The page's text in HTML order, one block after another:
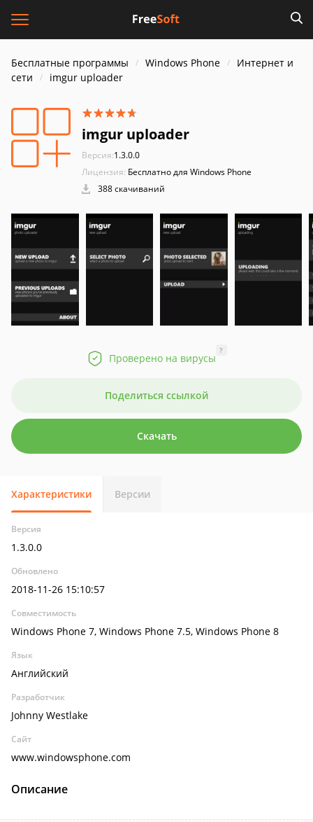
Бесплатные программы Windows Phone
Интернет и
cети
imgur uploader
imgur uploader
Версия:1.3.0.0
Лицензия: Бесплатно для Windows Phone
388 скачиваний
Проверено на вирусы
?
Поделиться ссылкой
Скачать
Характеристики Версии
Версия
1.3.0.0
Обновлено
2018-11-26 15:10:57
Совместимость
Windows Phone 7, Windows Phone 7.5, Windows Phone 8
Язык
Английский
Разработчик
Johnny Westlake
Сайт
www.windowsphone.com
Описание